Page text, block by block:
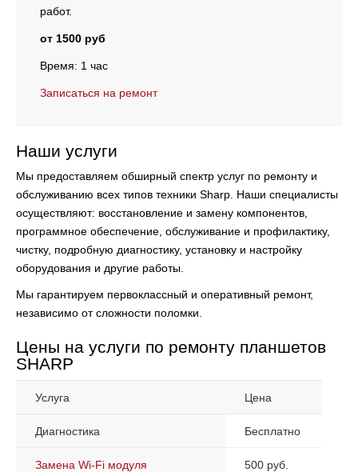
работ.
от 1500 руб
Время: 1 час
Записаться на ремонт
Наши услуги
Мы предоставляем обширный спектр услуг по ремонту и
обслуживанию всех типов техники Sharp. Наши специалисты
осуществляют: восстановление и замену компонентов,
программное обеспечение, обслуживание и профилактику,
чистку, подробную диагностику, установку и настройку
оборудования и другие работы.
Мы гарантируем первоклассный и оперативный ремонт,
независимо от сложности поломки.
Цены на услуги по ремонту планшетов
SHARP
Услуга Цена
Диагностика Бесплатно
Замена Wi-Fi модуля 500 руб.